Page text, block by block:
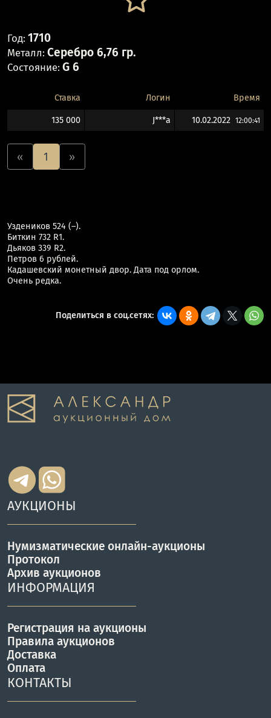
Год: 1710
Металл: Серебро 6,76 гр.
Состояние: G 6
Ставка Логин Время
135 000 J***a 10.02.2022 12:00:41
« 1 »
Уздеников 524 (–).
Биткин 732 R1.
Дьяков 339 R2.
Петров 6 рублей.
Кадашевский монетный двор. Дата под орлом.
Очень редка.
Поделиться в соц.сетях:
АУКЦИОНЫ
Нумизматические онлайн-аукционы
Протокол
Архив аукционов
ИНФОРМАЦИЯ
Регистрация на аукционы
Правила аукционов
Доставка
Оплата
КОНТАКТЫ